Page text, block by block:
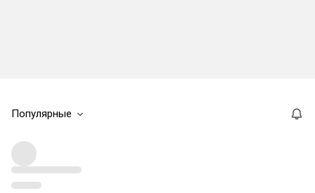
Популярные